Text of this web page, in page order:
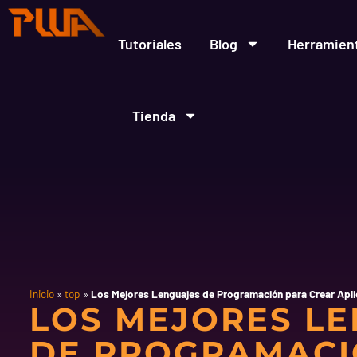
Tutoriales Blog
Tienda
Inicio» top » Los Mejores Lenguajes de Programación para Crear
LOS MEJORES